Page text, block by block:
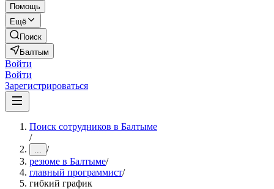
Помощь
Ещё
Поиск
Балтым
Войти
Войти
Зарегистрироваться
Поиск сотрудников в Балтыме
/
... /
резюме в Балтыме/
главный программист/
гибкий график